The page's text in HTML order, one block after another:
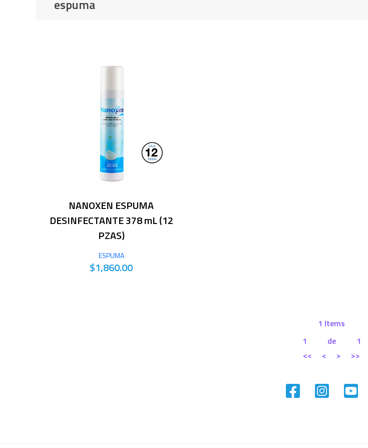
espuma
NANOXEN ESPUMA
DESINFECTANTE 378 mL (12
PZAS)
ESPUMA
$1,860.00
1 Items
1
de
1
<<
< > >>